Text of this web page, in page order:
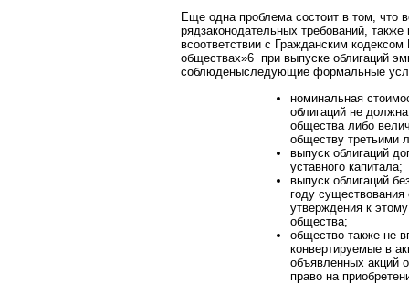
Еще одна проблема состоит в том, что
рядзаконодательных требований,
всоответствии с Гражданским
обществах»6 при выпуске облигаций
соблюденыследующие формальные
номинальная
облигаций не
общества либо
обществу третьими
выпуск облигаций
уставного капитала;
выпуск облигаций
году
утверждения к
общества;
общество также не
конвертируемые в
объявленных акций
право на